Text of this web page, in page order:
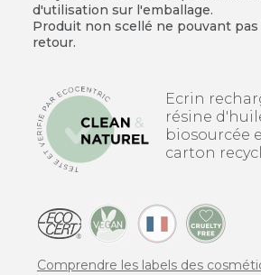
d'utilisation sur l'emballage.
Produit non scellé ne pouvant
retour.
Ecrin
résine
biosourcée
carton
Comprendre les labels des